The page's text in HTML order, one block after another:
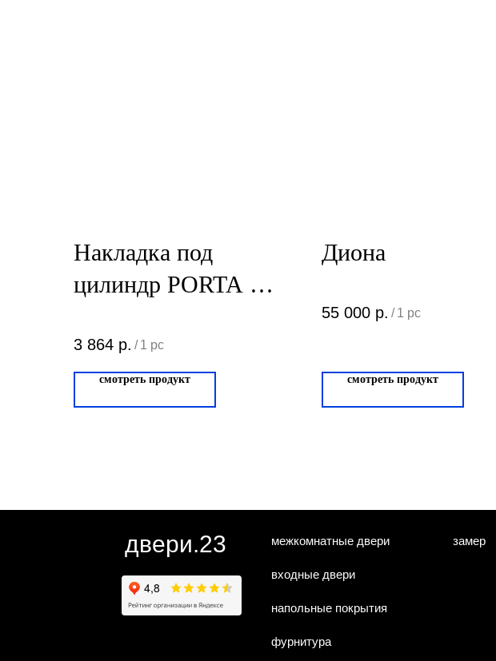
Накладка под
цилиндр PORTA DI
Матовый кофе
CYL.04.11
3 864 р. / 1 pc
смотреть продукт
Диона
55 000 р. / 1 pc
смотреть продукт
двери.23
напольные покрытия
межкомнатные двери
входные двери
фурнитура
замер